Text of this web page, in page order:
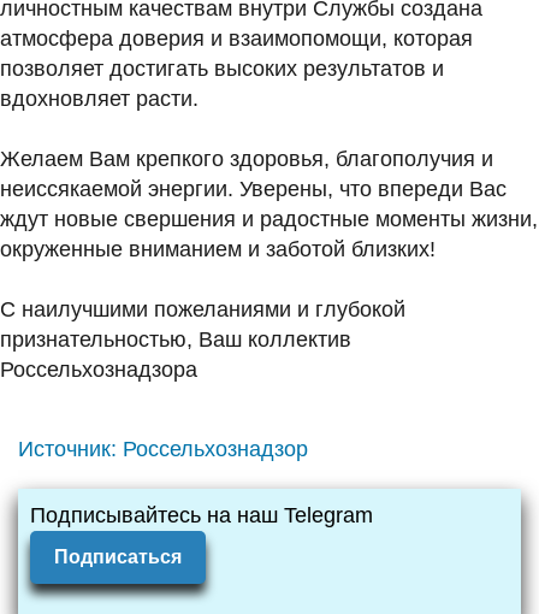
личностным качествам внутри Службы создана
атмосфера доверия и взаимопомощи, которая
позволяет достигать высоких результатов и
вдохновляет расти.
Желаем Вам крепкого здоровья, благополучия и
неиссякаемой энергии. Уверены, что впереди Вас
ждут новые свершения и радостные моменты жизни,
окруженные вниманием и заботой близких!
С наилучшими пожеланиями и глубокой
признательностью, Ваш коллектив
Россельхознадзора
Источник: Россельхознадзор
Подписывайтесь на наш Telegram
Подписаться